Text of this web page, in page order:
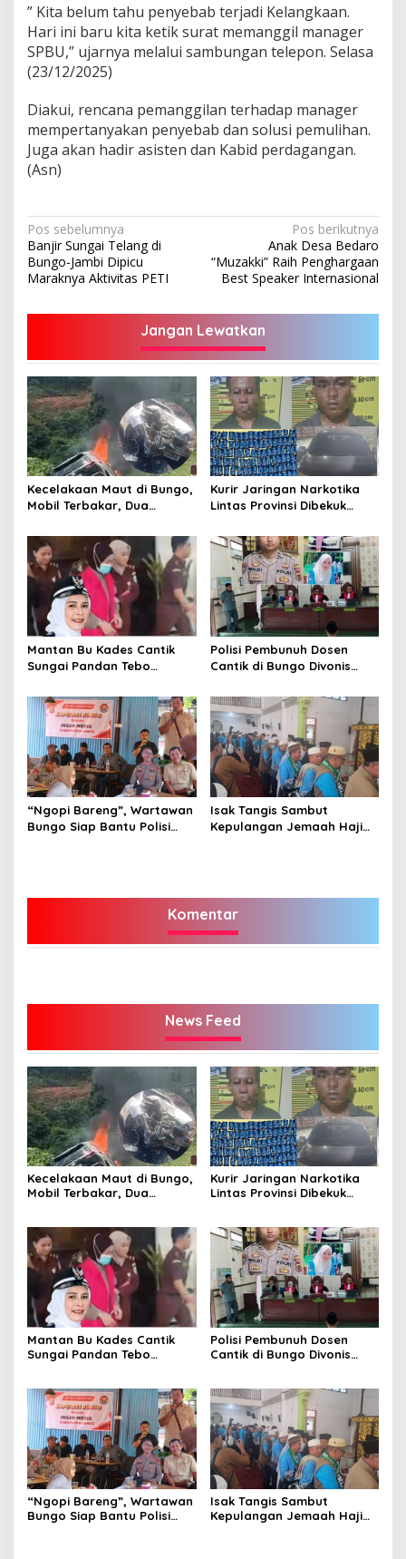
” Kita belum tahu penyebab terjadi Kelangkaan.
Hari ini baru kita ketik surat memanggil manager
SPBU,” ujarnya melalui sambungan telepon. Selasa
(23/12/2025)
Diakui, rencana pemanggilan terhadap manager
mempertanyakan penyebab dan solusi pemulihan.
Juga akan hadir asisten dan Kabid perdagangan.
(Asn)
Navigasi
pos
Pos sebelumnya
Banjir Sungai Telang di
Bungo-Jambi Dipicu
Maraknya Aktivitas PETI
Pos berikutnya
Anak Desa Bedaro
“Muzakki” Raih Penghargaan
Best Speaker Internasional
Jangan Lewatkan
Kecelakaan Maut di Bungo,
Mobil Terbakar, Dua
Tempat
Kurir Jaringan Narkotika
Lintas Provinsi Dibekuk
Mantan Bu Kades Cantik
Sungai Pandan Tebo
Milyar
Polisi Pembunuh Dosen
Cantik di Bungo Divonis
“Ngopi Bareng”, Wartawan
Bungo Siap Bantu Polisi
Isak Tangis Sambut
Kepulangan Jemaah Haji
Komentar
News Feed
Kecelakaan Maut di Bungo,
Mobil Terbakar, Dua
Kurir Jaringan Narkotika
Lintas Provinsi Dibekuk
Mantan Bu Kades Cantik
Sungai Pandan Tebo
Polisi Pembunuh Dosen
Cantik di Bungo Divonis
“Ngopi Bareng”, Wartawan
Bungo Siap Bantu Polisi
Isak Tangis Sambut
Kepulangan Jemaah Haji